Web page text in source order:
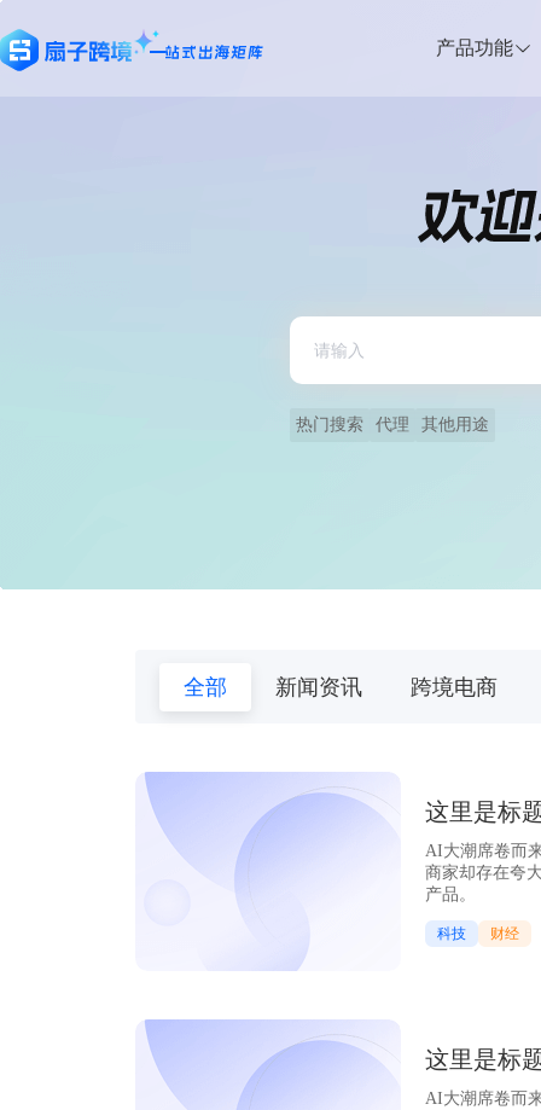
产品功能
热门搜索 代理 其他用途
全部 新闻资讯 跨境电商
这里是标
AI大潮席卷而
商家却存在夸
产品。
科技 财经
这里是标
AI大潮席卷而